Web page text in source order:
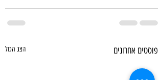
פוסטים אחרונים הצג הכול